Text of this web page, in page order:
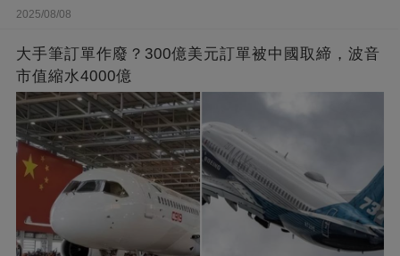
2025/08/08
大手筆訂單作廢？300億美元訂單被中國取締，波音
市值縮水4000億